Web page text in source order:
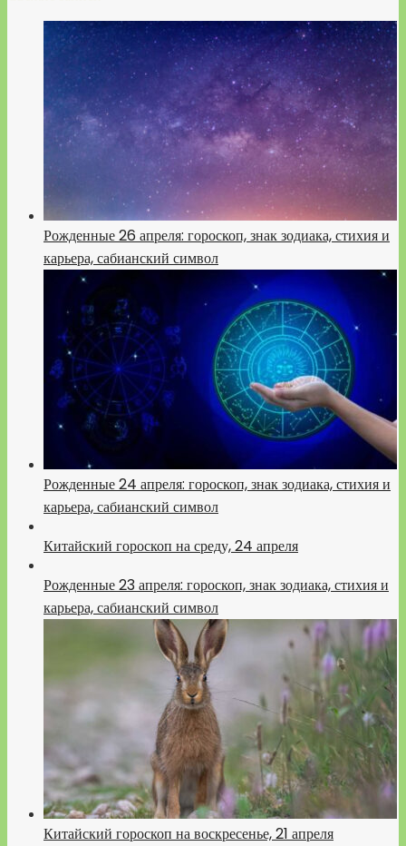
Рожденные 26 апреля: гороскоп, знак зодиака, стихия и
карьера, сабианский символ
Рожденные 24 апреля: гороскоп, знак зодиака, стихия и
карьера, сабианский символ
Китайский гороскоп на среду, 24 апреля
Рожденные 23 апреля: гороскоп, знак зодиака, стихия и
карьера, сабианский символ
Китайский гороскоп на воскресенье, 21 апреля